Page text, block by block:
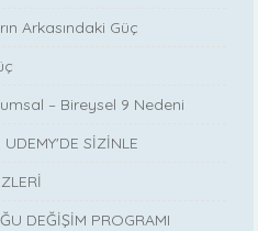
Arkasındaki Güç
– Bireysel 9 Nedeni
SİZİNLE
DEĞİŞİM PROGRAMI